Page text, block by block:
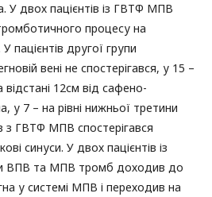
У двох пацієнтів із ГВТФ МПВ
процесу на
пацієнтів другої групи
вені не спостерігався, у 15 –
12см від сафено-
у 7 – на рівні нижньої третини
з ГВТФ МПВ спостерігався
синуси. У двох пацієнтів із
ВПВ та МПВ тромб доходив до
у системі МПВ і переходив на